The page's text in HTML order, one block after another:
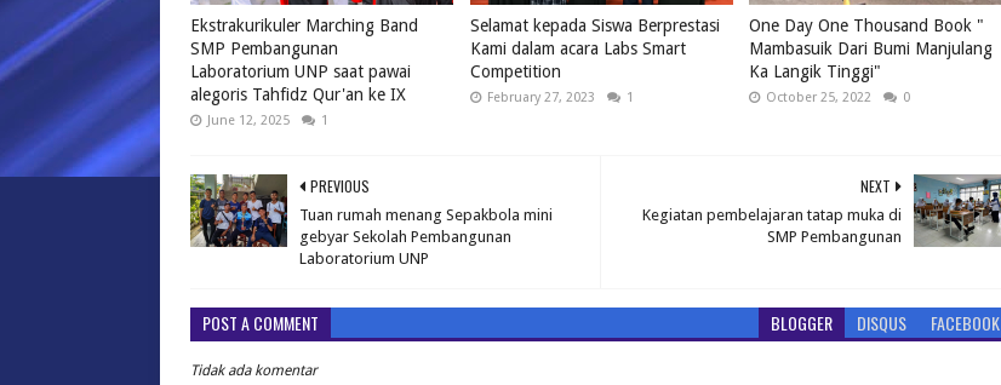
Ekstrakurikuler Marching Band
SMP Pembangunan
Laboratorium UNP saat pawai
alegoris Tahfidz Qur'an ke IX
June 12, 2025 1
Selamat kepada Siswa Berprestasi
Kami dalam acara Labs Smart
Competition
February 27, 2023 1
One Day One Thousand Book "
Mambasuik Dari Bumi Manjulang
Ka Langik Tinggi"
October 25, 2022 0
NEXT
Kegiatan pembelajaran tatap muka di
SMP Pembangunan
PREVIOUS
Tuan rumah menang Sepakbola mini
gebyar Sekolah Pembangunan
Laboratorium UNP
POST A COMMENT BLOGGER DISQUS FACEBOOK
Tidak ada komentar